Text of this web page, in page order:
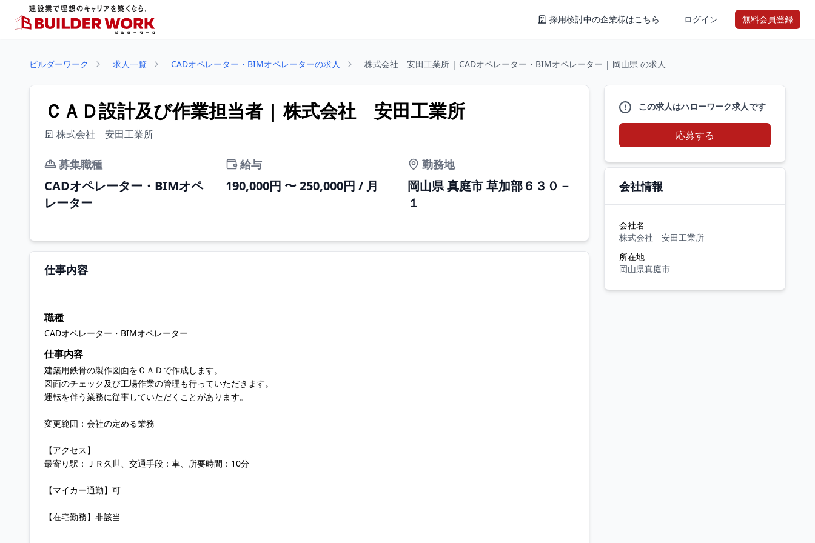
採用検討中の企業様はこちら ログイン 無料会員登録
ビルダーワーク 求人一覧 CADオペレーター・BIMオペレーターの求人 株式会社 安田工業所 | CADオペレーター・BIMオペレーター | 岡山県 の求人
ＣＡＤ設計及び作業担当者 | 株式会社 安田工業所
株式会社 安田工業所
募集職種
CADオペレーター・BIMオペ
レーター
給与
190,000円 〜 250,000円 / 月
勤務地
岡山県 真庭市 草加部６３０－
１
仕事内容
職種
CADオペレーター・BIMオペレーター
仕事内容
建築用鉄骨の製作図面をＣＡＤで作成します。
図面のチェック及び工場作業の管理も行っていただきます。
運転を伴う業務に従事していただくことがあります。
変更範囲：会社の定める業務
【アクセス】
最寄り駅：ＪＲ久世、交通手段：車、所要時間：10分
【マイカー通勤】可
【在宅勤務】非該当
この求人はハローワーク求人です
応募する
会社情報
会社名
株式会社 安田工業所
所在地
岡山県真庭市